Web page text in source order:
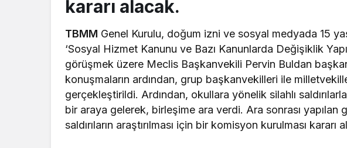
kararı alacak.
TBMM Genel Kurulu, doğum izni ve sosyal medyada 15
‘Sosyal Hizmet Kanunu ve Bazı Kanunlarda Değişiklik
görüşmek üzere Meclis Başkanvekili Pervin Buldan
konuşmaların ardından, grup başkanvekilleri ile
gerçekleştirildi. Ardından, okullara yönelik silahlı
bir araya gelerek, birleşime ara verdi. Ara sonrası yapılan
saldırıların araştırılması için bir komisyon kurulması kararı